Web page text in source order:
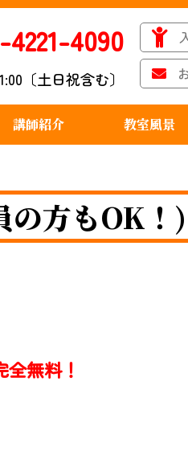
4221-4090
〔土日祝含む〕
講師紹介 教室風景
の方もOK！)
無料！